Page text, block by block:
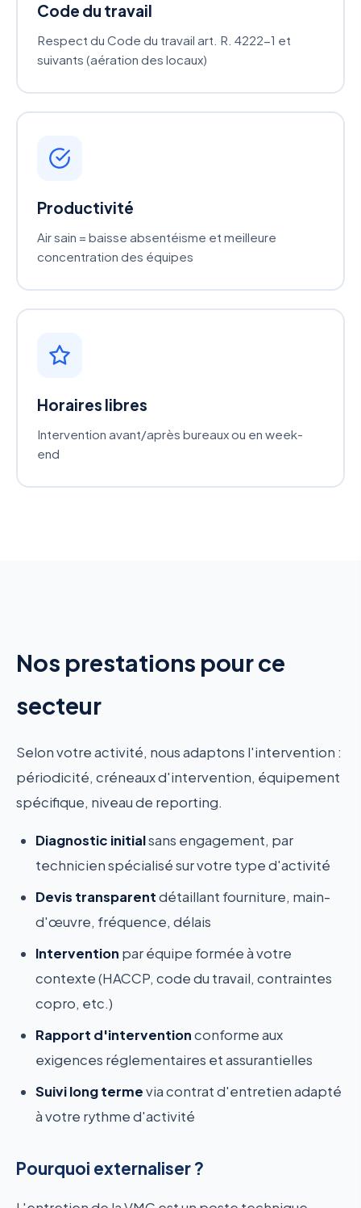
Code du travail
Respect du Code du travail art. R. 4222-1 et
suivants (aération des locaux)
Productivité
Air sain = baisse absentéisme et meilleure
concentration des équipes
Horaires libres
Intervention avant/après bureaux ou en week-
end
Nos prestations pour ce
secteur
Selon votre activité, nous adaptons l'intervention :
périodicité, créneaux d'intervention, équipement
spécifique, niveau de reporting.
Diagnostic initialsans engagement, par
technicien spécialisé sur votre type d'activité
Devis transparentdétaillant fourniture, main-
d'œuvre, fréquence, délais
Intervention par équipe formée à votre
contexte (HACCP, code du travail, contraintes
copro, etc.)
Rapport d'interventionconforme aux
exigences réglementaires et assurantielles
Suivi long termevia contrat d'entretien adapté
à votre rythme d'activité
Pourquoi externaliser ?